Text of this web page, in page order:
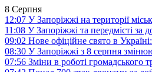
8 Серпня
12:07 У Запоріжжі на території
11:08 У Запоріжжі та передмісті за
09:02 Нове офіційне свято в
08:30 У Запоріжжі з 8 серпня
07:56 Зміни в роботі громадського